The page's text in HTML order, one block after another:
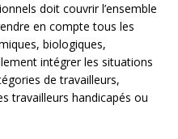
doit couvrir l’ensemble
en compte tous les
biologiques,
intégrer les situations
de travailleurs,
travailleurs handicapés ou